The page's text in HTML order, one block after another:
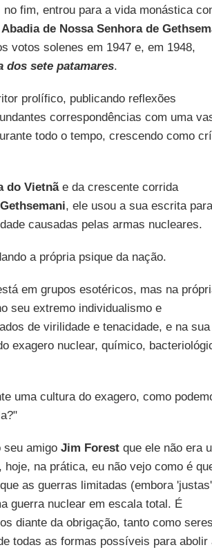
fim, entrou para a vida monástica
Abadia de Nossa Senhora de
votos solenes em 1947 e, em 1948,
dos sete patamares.
prolífico, publicando reflexões
correspondências com uma
todo o tempo, crescendo como
do Vietnãe da crescente corrida
Gethsemani, ele usou a sua escrita para
causadas pelas armas nucleares.
a própria psique da nação.
em grupos esotéricos, mas na
seu extremo individualismo e
de virilidade e tenacidade, e na sua
exagero nuclear, químico,
uma cultura do exagero, como
seu amigo Jim Forestque ele não era
na prática, eu não vejo como é
as guerras limitadas (embora
guerra nuclear em escala total. É
diante da obrigação, tanto como seres
todas as formas possíveis para abolir